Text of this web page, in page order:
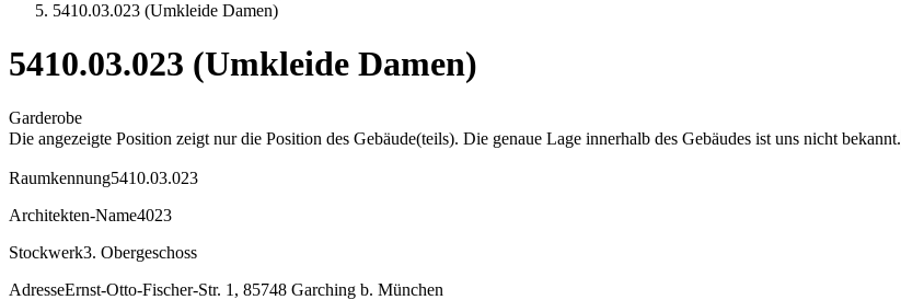
5410.03.023 (Umkleide Damen)
5410.03.023 (Umkleide Damen)
Garderobe
Die angezeigte Position zeigt nur die Position des Gebäude(teils). Die genaue Lage innerhalb des Gebäudes ist uns nicht bekannt.
Raumkennung5410.03.023
Architekten-Name4023
Stockwerk3. Obergeschoss
AdresseErnst-Otto-Fischer-Str. 1, 85748 Garching b. München